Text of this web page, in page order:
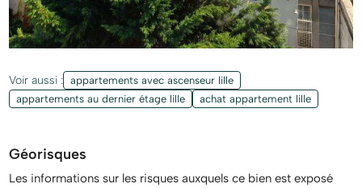
Voir aussi :
appartements avec ascenseur lille
appartements au dernier étage lille
achat appartement lille
Géorisques
Les informations sur les risques auxquels ce bien est exposé